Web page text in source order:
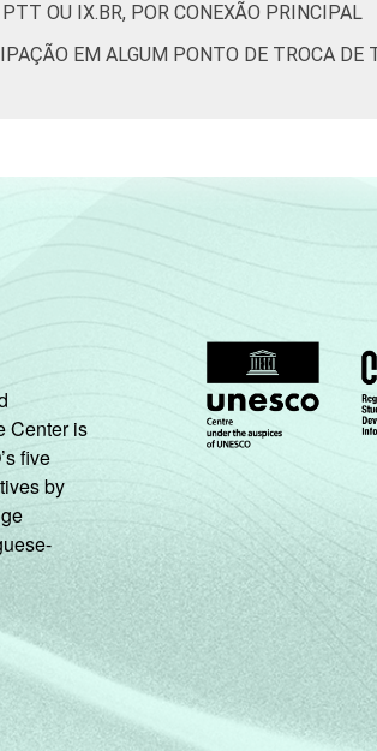
OU IX.BR, POR CONEXÃO PRINCIPAL
EM ALGUM PONTO DE TROCA DE
Center is
five
by